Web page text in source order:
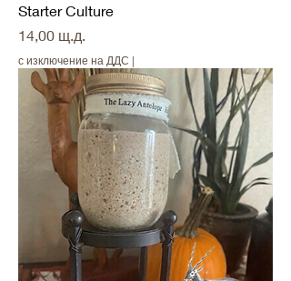
Starter Culture
Цена
14,00 щ.д.
с изключение на ДДС |